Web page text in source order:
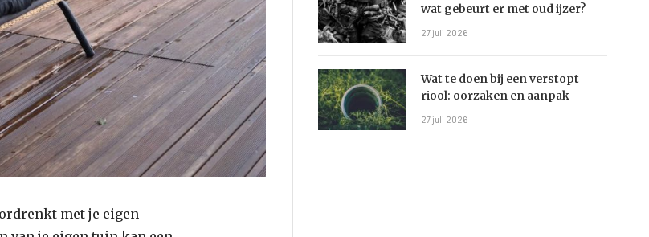
met je eigen
wat gebeurt er met oud ijzer?
27 juli 2026
Wat te doen bij een verstopt
riool: oorzaken en aanpak
27 juli 2026